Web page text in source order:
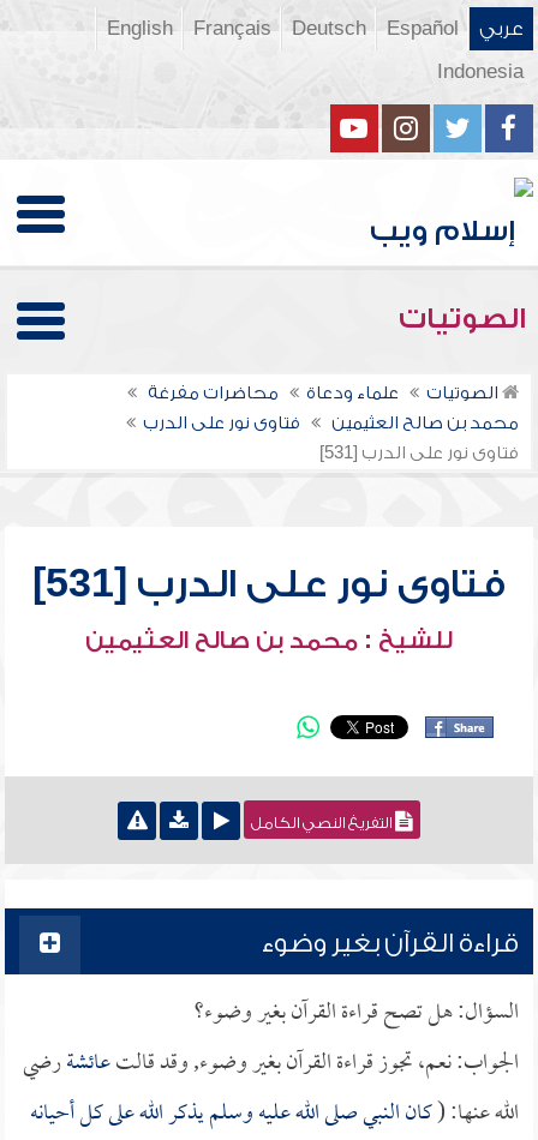
عربي Español
Deutsch
Français
English
Indonesia
الصوتيات
الصوتيات علماء ودعاة
محاضرات مفرغة
محمد بن صالح العثيمين
فتاوى نور على الدرب
فتاوى نور على الدرب [531]
فتاوى نور على الدرب [531]
للشيخ : محمد بن صالح العثيمين
التفريغ النصي الكامل
قراءة القرآن بغير وضوء
السؤال: هل تصح قراءة القرآن بغير وضوء؟
الجواب: نعم، تجوز قراءة القرآن بغير وضوء, وقد قالتعائشةرضي
الله عنها: (كان النبي صلى الله عليه وسلم يذكر الله على كل أحيانه